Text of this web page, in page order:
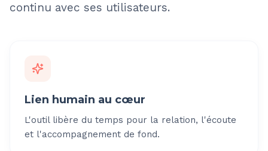
continu avec ses utilisateurs.
Lien humain au cœur
L'outil libère du temps pour la relation, l'écoute
et l'accompagnement de fond.